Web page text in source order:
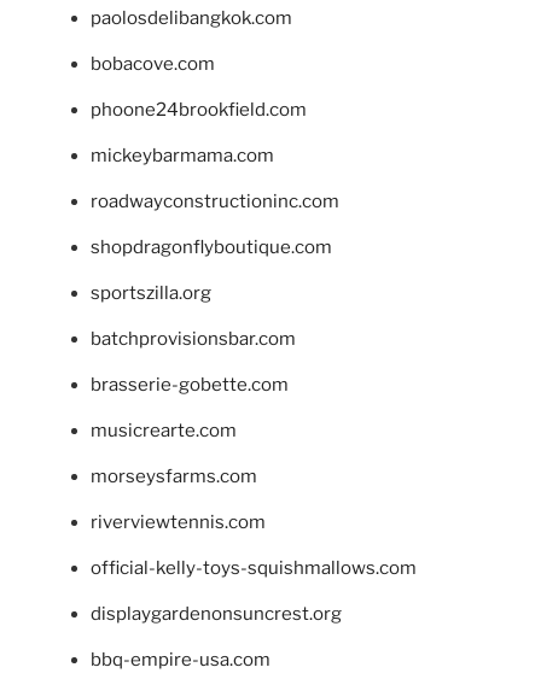
paolosdelibangkok.com
bobacove.com
phoone24brookfield.com
mickeybarmama.com
roadwayconstructioninc.com
shopdragonflyboutique.com
sportszilla.org
batchprovisionsbar.com
brasserie-gobette.com
musicrearte.com
morseysfarms.com
riverviewtennis.com
official-kelly-toys-squishmallows.com
displaygardenonsuncrest.org
bbq-empire-usa.com